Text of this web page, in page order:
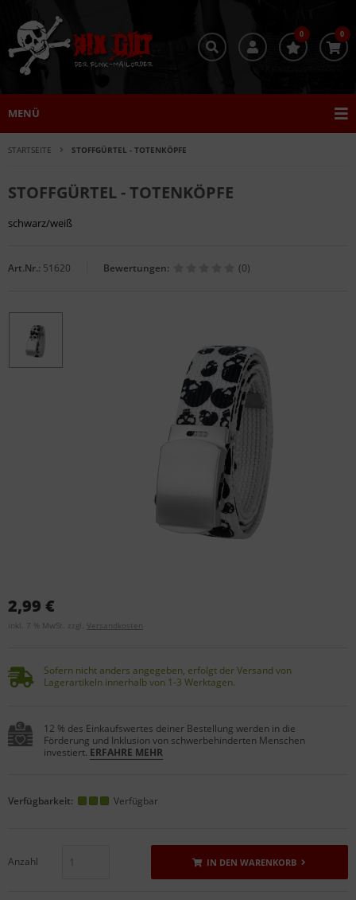
0 0
MENÜ
STARTSEITE STOFFGÜRTEL - TOTENKÖPFE
STOFFGÜRTEL - TOTENKÖPFE
schwarz/weiß
Art.Nr.: 51620 Bewertungen: (0)
2,99 €
inkl. 7 % MwSt. zzgl. Versandkosten
Sofern nicht anders angegeben, erfolgt der Versand von
Lagerartikeln innerhalb von 1-3 Werktagen.
12 % des Einkaufswertes deiner Bestellung werden in die
Förderung und Inklusion von schwerbehinderten Menschen
investiert. ERFAHRE MEHR
Verfügbarkeit: Verfügbar
Anzahl IN DEN WARENKORB